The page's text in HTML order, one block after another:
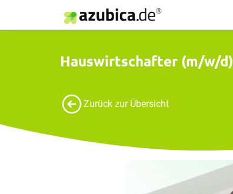
Hauswirtschafter (m/w/d)
Zurück zur Übersicht